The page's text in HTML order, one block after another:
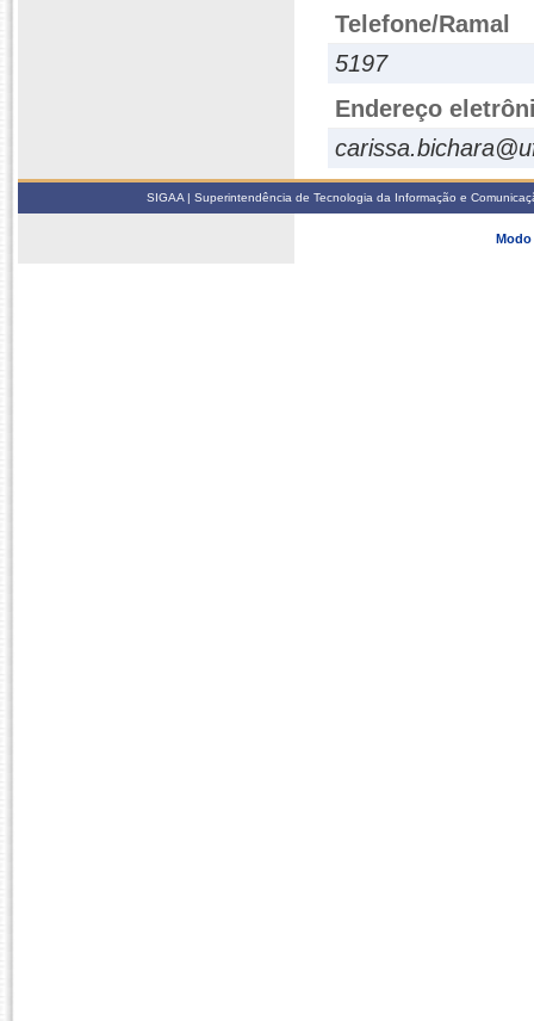
Telefone/Ramal
5197
Endereço
SIGAA | Superintendência de Tecnologia da Informação e
Modo